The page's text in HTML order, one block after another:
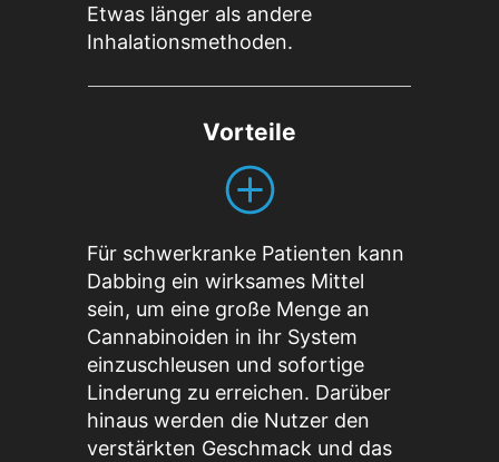
Etwas länger als andere
Inhalationsmethoden.
Vorteile
Für schwerkranke Patienten kann
Dabbing ein wirksames Mittel
sein, um eine große Menge an
Cannabinoiden in ihr System
einzuschleusen und sofortige
Linderung zu erreichen. Darüber
hinaus werden die Nutzer den
verstärkten Geschmack und das